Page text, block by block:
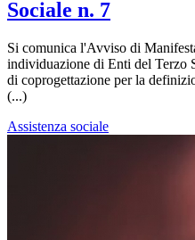
Sociale n. 7
Si comunica l'Avviso di
individuazione di Enti del Terzo
di coprogettazione per la
(...)
Assistenza sociale